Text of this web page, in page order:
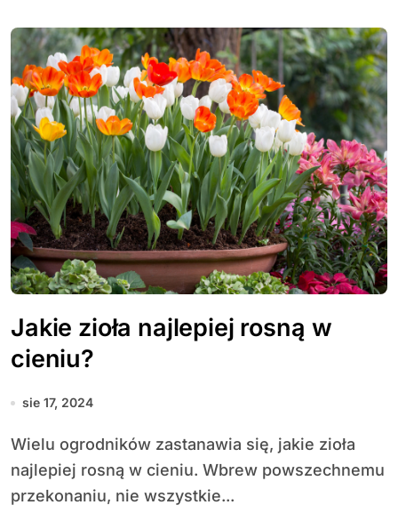
Jakie zioła najlepiej rosną w
cieniu?
sie 17, 2024
Wielu ogrodników zastanawia się, jakie zioła
najlepiej rosną w cieniu. Wbrew powszechnemu
przekonaniu, nie wszystkie...